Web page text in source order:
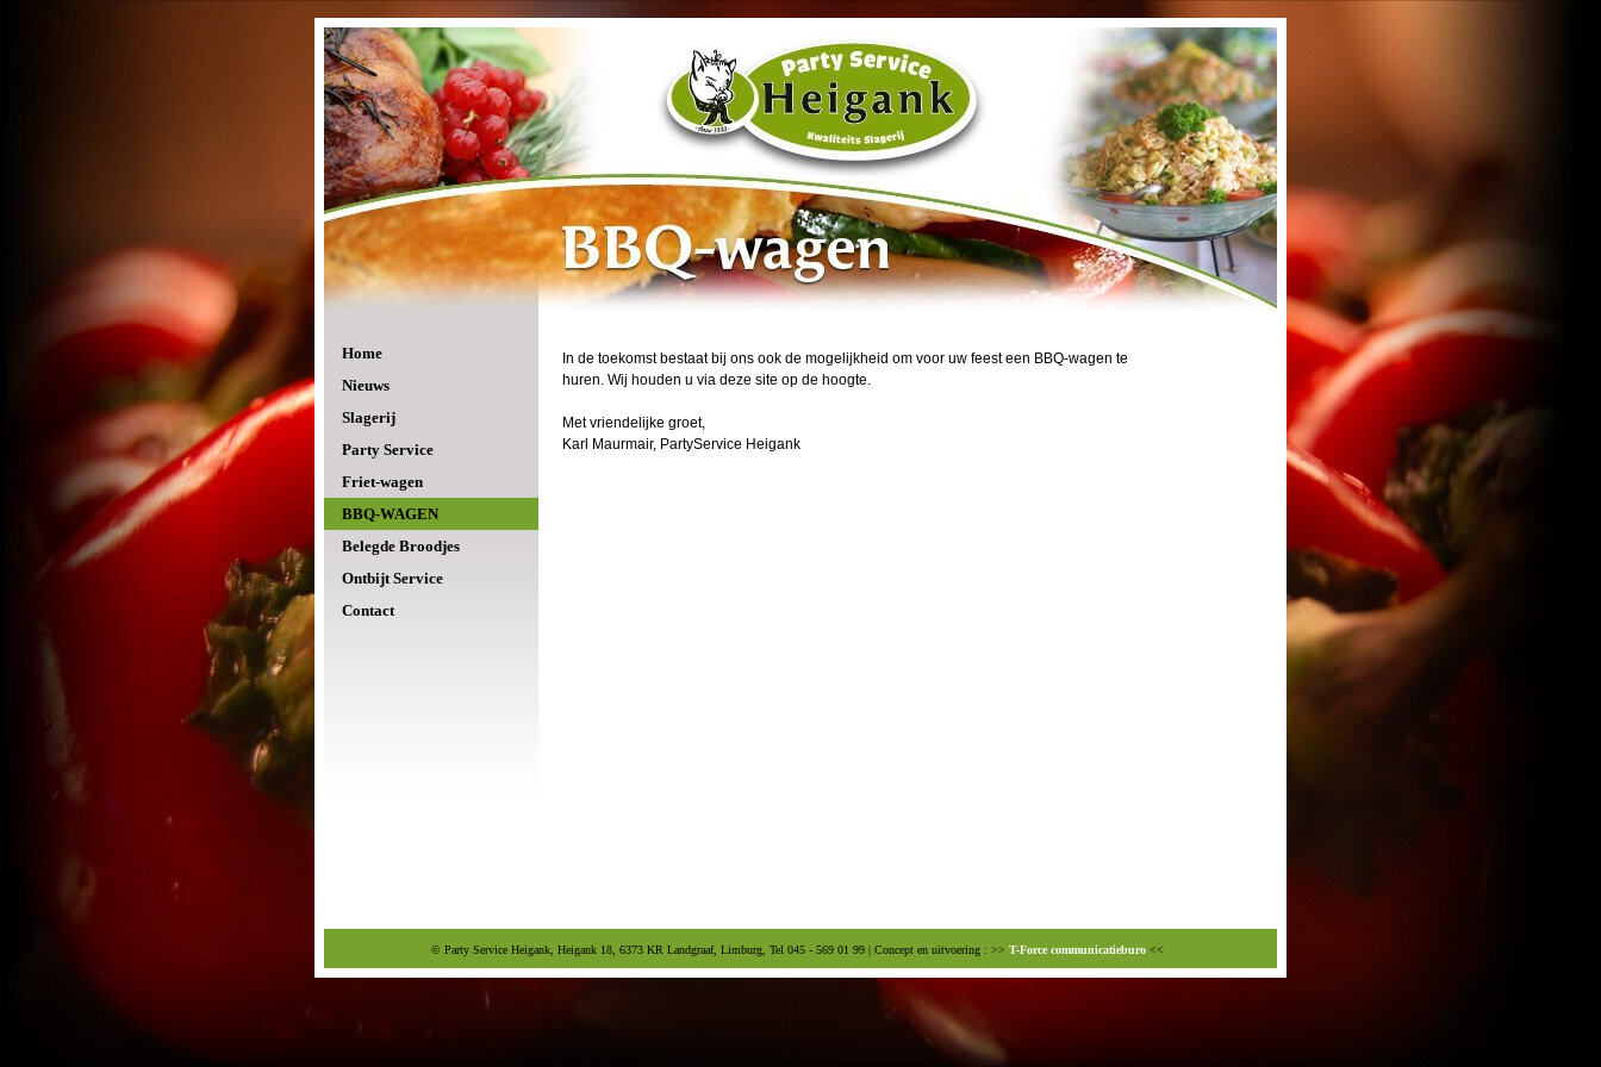
Home
Nieuws
Slagerij
Party Service
Friet-wagen
BBQ-WAGEN
Belegde Broodjes
Ontbijt Service
Contact
In de toekomst bestaat bij ons ook de mogelijkheid om voor uw feest een BBQ-wagen te
huren. Wij houden u via deze site op de hoogte.
Met vriendelijke groet,
Karl Maurmair, PartyService Heigank
© Party Service Heigank, Heigank 18, 6373 KR Landgraaf, Limburg, Tel 045 - 569 01 99 | Concept en uitvoering : >> T-Force communicatieburo <<